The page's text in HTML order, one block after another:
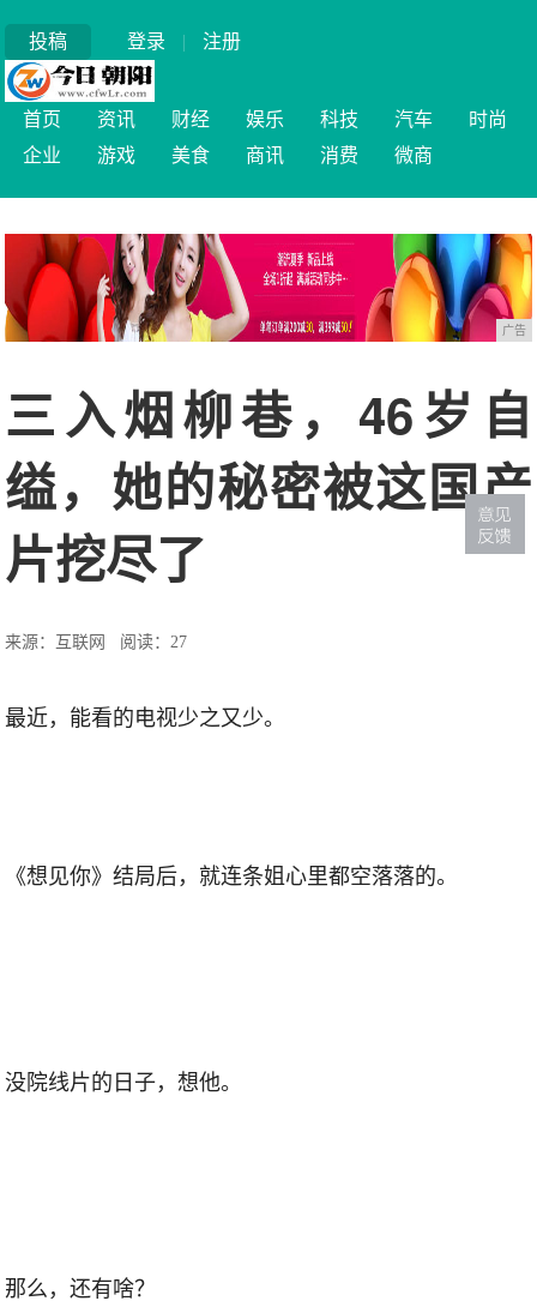
投稿 登录 | 注册
首页 资讯 财经 娱乐 科技 汽车
时尚
企业
游戏 美食 商讯 消费 微商
广告
三入烟柳巷，46岁自
缢，她的秘密被这国产
片挖尽了
来源：互联网 阅读：27
最近，能看的电视少之又少。
《想见你》结局后，就连条姐心里都空落落的。
没院线片的日子，想他。
那么，还有啥？